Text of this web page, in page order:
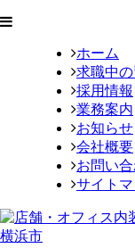
ホーム
求職中
採用情報
業務案内
お知らせ
会社概要
お問い
サイト